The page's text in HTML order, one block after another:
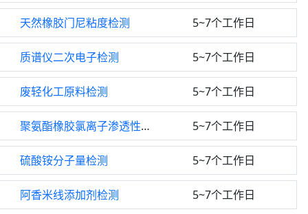
天然橡胶门尼粘度检测 5~7个工作日
质谱仪二次电子检测 5~7个工作日
废轻化工原料检测 5~7个工作日
聚氨酯橡胶氯离子渗透性检测 5~7个工作日
硫酸铵分子量检测 5~7个工作日
阿香米线添加剂检测 5~7个工作日